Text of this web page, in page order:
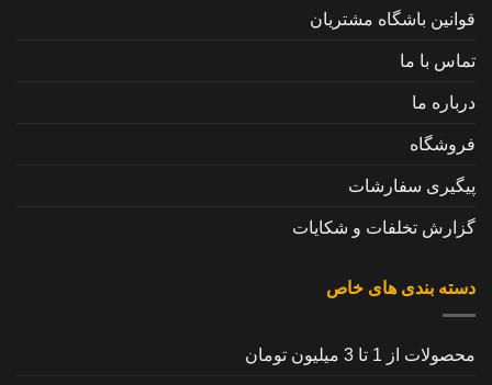
قوانین باشگاه مشتریان
تماس با ما
درباره ما
فروشگاه
پیگیری سفارشات
گزارش تخلفات و شکایات
دسته بندی های خاص
محصولات از 1 تا 3 میلیون تومان